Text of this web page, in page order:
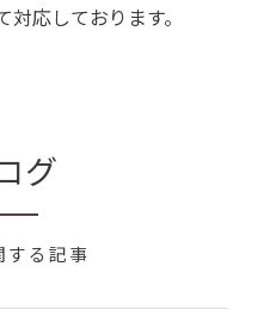
応しております。
グ
する記事